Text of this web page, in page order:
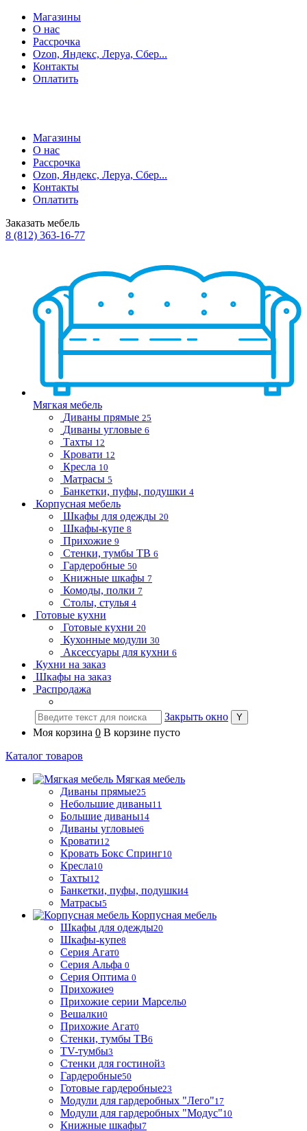
Магазины
О нас
Рассрочка
Ozon, Яндекс, Леруа, Сбер...
Контакты
Оплатить
Магазины
О нас
Рассрочка
Ozon, Яндекс, Леруа, Сбер...
Контакты
Оплатить
Заказать мебель
8 (812) 363-16-77
Мягкая мебель
Диваны прямые 25
Диваны угловые 6
Тахты 12
Кровати 12
Кресла 10
Матрасы 5
Банкетки, пуфы, подушки 4
Корпусная мебель
Шкафы для одежды 20
Шкафы-купе 8
Прихожие 9
Стенки, тумбы ТВ 6
Гардеробные 50
Книжные шкафы 7
Комоды, полки 7
Столы, стулья 4
Готовые кухни
Готовые кухни 20
Кухонные модули 30
Аксессуары для кухни 6
Кухни на заказ
Шкафы на заказ
Распродажа
Закрыть окно
Моя корзина 0 В корзине пусто
Каталог товаров
Мягкая мебель
Диваны прямые25
Небольшие диваны11
Большие диваны14
Диваны угловые6
Кровати12
Кровать Бокс Спринг10
Кресла10
Тахты12
Банкетки, пуфы, подушки4
Матрасы5
Корпусная мебель
Шкафы для одежды20
Шкафы-купе8
Серия Агат0
Серия Альфа 0
Серия Оптима 0
Прихожие9
Прихожие серии Марсель0
Вешалки0
Прихожие Агат0
Стенки, тумбы ТВ6
TV-тумбы3
Стенки для гостиной3
Гардеробные50
Готовые гардеробные23
Модули для гардеробных "Лего"17
Модули для гардеробных "Модус"10
Книжные шкафы7